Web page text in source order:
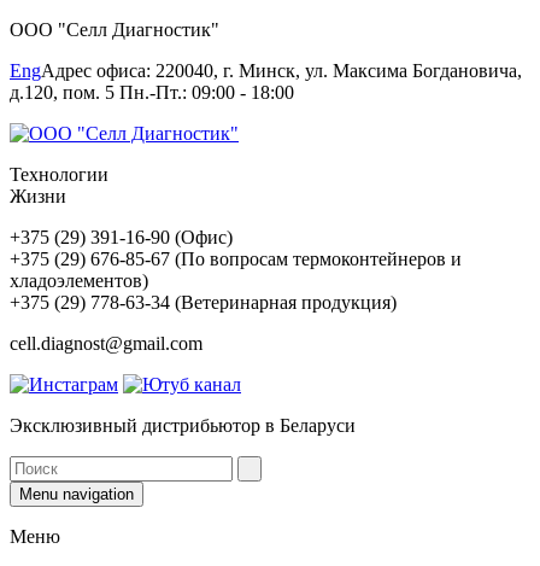
ООО "Селл Диагностик"
EngАдрес офиса: 220040, г. Минск, ул. Максима Богдановича,
д.120, пом. 5 Пн.-Пт.: 09:00 - 18:00
Технологии
Жизни
+375 (29) 391-16-90 (Офис)
+375 (29) 676-85-67 (По вопросам термоконтейнеров и
хладоэлементов)
+375 (29) 778-63-34 (Ветеринарная продукция)
cell.diagnost@gmail.com
Эксклюзивный дистрибьютор в Беларуси
Menu navigation
Меню